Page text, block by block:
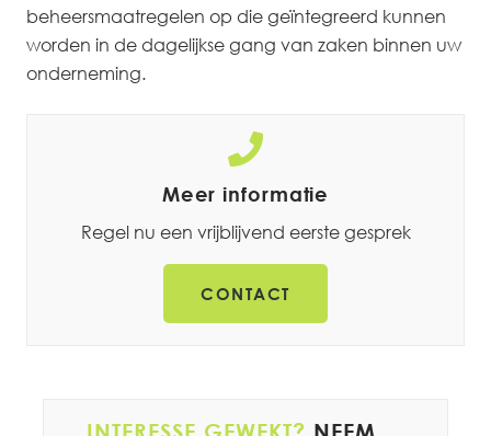
beheersmaatregelen op die geïntegreerd kunnen
worden in de dagelijkse gang van zaken binnen uw
onderneming.
Meer informatie
Regel nu een vrijblijvend eerste gesprek
CONTACT
INTERESSE GEWEKT? NEEM